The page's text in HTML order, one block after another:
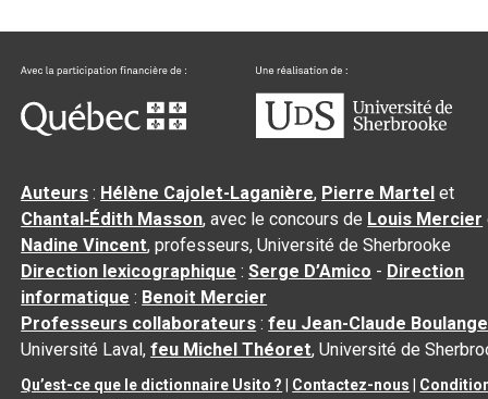
Auteurs : Hélène Cajolet-Laganière, Pierre Martel et
Chantal‑Édith Masson, avec le concours de Louis Mercier
Nadine Vincent, professeurs, Université de Sherbrooke
Direction lexicographique :Serge D’Amico - Direction
informatique : Benoit Mercier
Professeurs collaborateurs :feu Jean-Claude
Université Laval,feu Michel Théoret, Université de
Qu’est-ce que le dictionnaire Usito ? Contactez-nous